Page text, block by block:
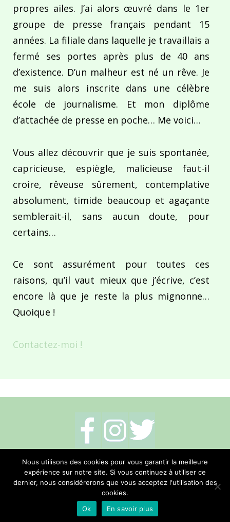
propres ailes. J’ai alors œuvré dans le 1er
groupe de presse français pendant 15
années. La filiale dans laquelle je travaillais a
fermé ses portes après plus de 40 ans
d’existence. D’un malheur est né un rêve. Je
me suis alors inscrite dans une célèbre
école de journalisme. Et mon diplôme
d’attachée de presse en poche… Me voici…
Vous allez découvrir que je suis spontanée,
capricieuse, espiègle, malicieuse faut-il
croire, rêveuse sûrement, contemplative
absolument, timide beaucoup et agaçante
semblerait-il, sans aucun doute, pour
certains…
Ce sont assurément pour toutes ces
raisons, qu’il vaut mieux que j’écrive, c’est
encore là que je reste la plus mignonne…
Quoique !
Contactez-moi !
Mentions légales- Politique de cookies-
Me contacter
Réalisation Hano Communication
Nous utilisons des cookies pour vous garantir la meilleure
expérience sur notre site. Si vous continuez à utiliser ce
dernier, nous considérerons que vous acceptez l'utilisation des
cookies.
Ok
En savoir plus